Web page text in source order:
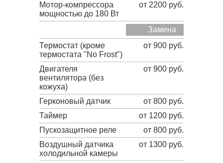
Мотор-компрессора
мощностью до 180 Вт
от 2200 руб.
Замена
Термостат (кроме
термостата "No Frost")
от 900 руб.
Двигателя
вентилятора (без
кожуха)
от 900 руб.
Герконовый датчик
от 800 руб.
Таймер
от 1200 руб.
Пускозащитное реле
от 800 руб.
Воздушный датчика
холодильной камеры
от 1300 руб.